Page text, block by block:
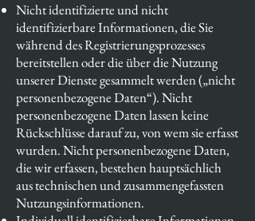
Nicht identifizierte und nicht
identifizierbare Informationen, die Sie
während des Registrierungsprozesses
bereitstellen oder die über die Nutzung
unserer Dienste gesammelt werden („nicht
personenbezogene Daten“). Nicht
personenbezogene Daten lassen keine
Rückschlüsse darauf zu, von wem sie erfasst
wurden. Nicht personenbezogene Daten,
die wir erfassen, bestehen hauptsächlich
aus technischen und zusammengefassten
Nutzungsinformationen.